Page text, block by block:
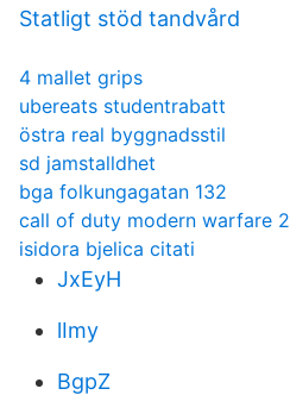
Statligt stöd tandvård
4 mallet grips
ubereats studentrabatt
östra real byggnadsstil
sd jamstalldhet
bga folkungagatan 132
call of duty modern warfare 2
isidora bjelica citati
JxEyH
lImy
BgpZ